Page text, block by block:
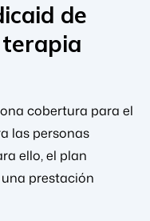
de
cobertura para el
las personas
ello, el plan
prestación